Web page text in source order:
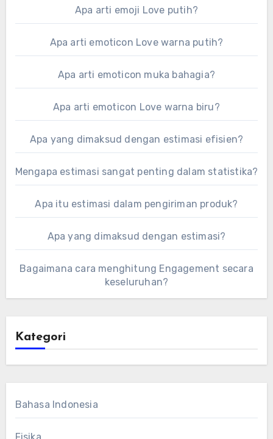
Apa arti emoji Love putih?
Apa arti emoticon Love warna putih?
Apa arti emoticon muka bahagia?
Apa arti emoticon Love warna biru?
Apa yang dimaksud dengan estimasi efisien?
Mengapa estimasi sangat penting dalam statistika?
Apa itu estimasi dalam pengiriman produk?
Apa yang dimaksud dengan estimasi?
Bagaimana cara menghitung Engagement secara
keseluruhan?
Kategori
Bahasa Indonesia